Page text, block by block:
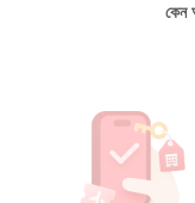
কেন